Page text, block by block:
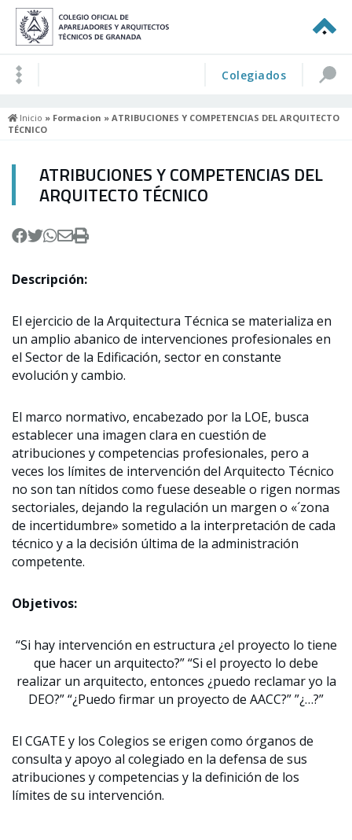
Colegiados
Inicio » Formacion » ATRIBUCIONES Y COMPETENCIAS DEL ARQUITECTO
TÉCNICO
ATRIBUCIONES Y COMPETENCIAS DEL
ARQUITECTO TÉCNICO
Descripción:
El ejercicio de la Arquitectura Técnica se materializa en
un amplio abanico de intervenciones profesionales en
el Sector de la Edificación, sector en constante
evolución y cambio.
El marco normativo, encabezado por la LOE, busca
establecer una imagen clara en cuestión de
atribuciones y competencias profesionales, pero a
veces los límites de intervención del Arquitecto Técnico
no son tan nítidos como fuese deseable o rigen normas
sectoriales, dejando la regulación un margen o «´zona
de incertidumbre» sometido a la interpretación de cada
técnico y a la decisión última de la administración
competente.
Objetivos:
“Si hay intervención en estructura ¿el proyecto lo tiene
que hacer un arquitecto?” “Si el proyecto lo debe
realizar un arquitecto, entonces ¿puedo reclamar yo la
DEO?” “¿Puedo firmar un proyecto de AACC?” ”¿…?”
El CGATE y los Colegios se erigen como órganos de
consulta y apoyo al colegiado en la defensa de sus
atribuciones y competencias y la definición de los
límites de su intervención.